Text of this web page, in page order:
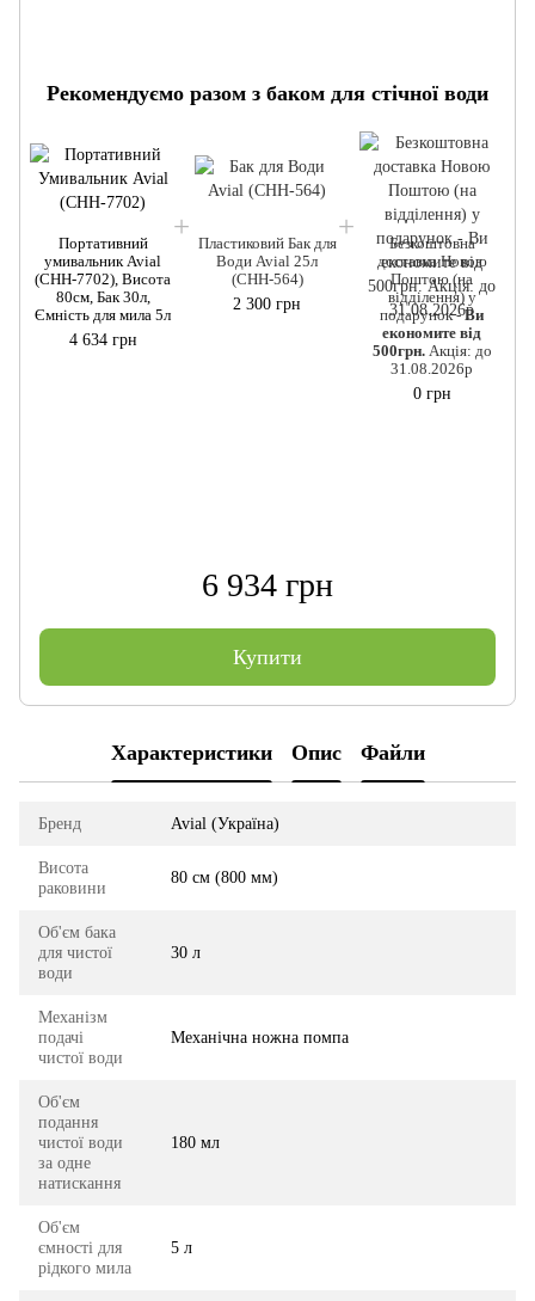
Рекомендуємо разом з баком для стічної води
Портативний
умивальник Avial
(CHH-7702), Висота
80см, Бак 30л,
Ємність для мила 5л
4 634 грн
Пластиковий Бак для
Води Avial 25л
(CHH-564)
2 300 грн
Безкоштовна
доставка Новою
Поштою (на
відділення) у
подарунок -Ви
економите від
500грн.Акція: до
31.08.2026р
0 грн
6 934 грн
Купити
Характеристики Опис Файли
Бренд Avial (Україна)
Висота
раковини
80 см (800 мм)
Об'єм бака
для чистої
води
30 л
Механізм
подачі
чистої води
Механічна ножна помпа
Об'єм
подання
чистої води
за одне
натискання
180 мл
Об'єм
ємності для
рідкого мила
5 л